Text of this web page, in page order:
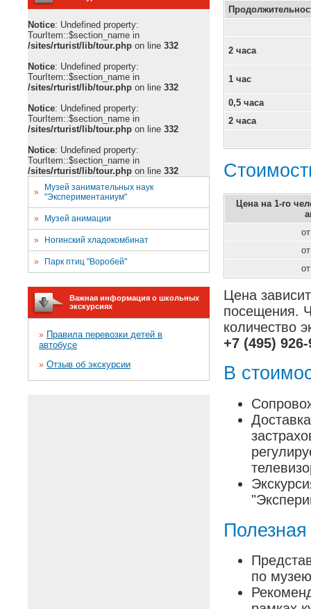
Notice: Undefined property:
TourItem::$section_name in
/sites/rturist/lib/tour.php on line 332
Notice: Undefined property:
TourItem::$section_name in
/sites/rturist/lib/tour.php on line 332
Notice: Undefined property:
TourItem::$section_name in
/sites/rturist/lib/tour.php on line 332
Notice: Undefined property:
TourItem::$section_name in
/sites/rturist/lib/tour.php on line 332
»
Музей занимательных наук
"Экспериментаниум"
» Музей анимации
» Ногинский хладокомбинат
» Парк птиц "Воробей"
Важная информация о школьных
экскурсиях
» Правила перевозки детей в
автобусе
» Отзыв об экскурсии
2 часа
1 час
0,5 часа
2 часа
Цена на 1-го
Цена
посещения.
количество
+7 (495)
В
по